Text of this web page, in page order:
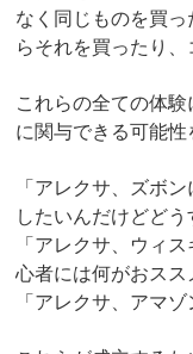
なく同じものを買
らそれを買ったり
これらの全ての体
に関与できる可能性
「アレクサ、ズボ
したいんだけどどう
「アレクサ、ウィ
心者には何がおスス
「アレクサ、アマ